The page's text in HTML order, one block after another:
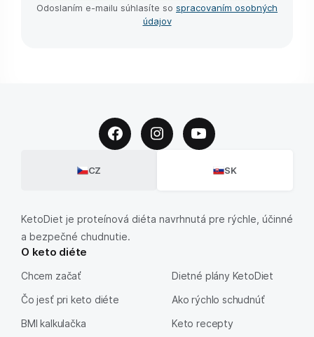
Odoslaním e-⁠mailu súhlasíte so spracovaním osobných
údajov
CZ SK
KetoDiet je proteínová diéta navrhnutá pre rýchle, účinné
a bezpečné chudnutie.
O keto diéte
Chcem začať
Čo jesť pri keto diéte
BMI kalkulačka
Dietné plány KetoDiet
Ako rýchlo schudnúť
Keto recepty